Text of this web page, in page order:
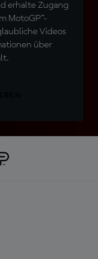
erhalte Zugang
MotoGP™-
Videos
über